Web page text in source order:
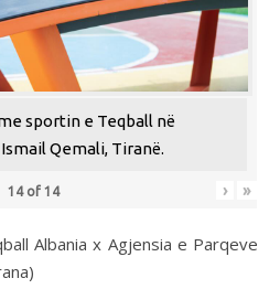
sportin e Teqball në
Qemali, Tiranë.
14of 14 › »
Albania x Agjensia e Parqeve